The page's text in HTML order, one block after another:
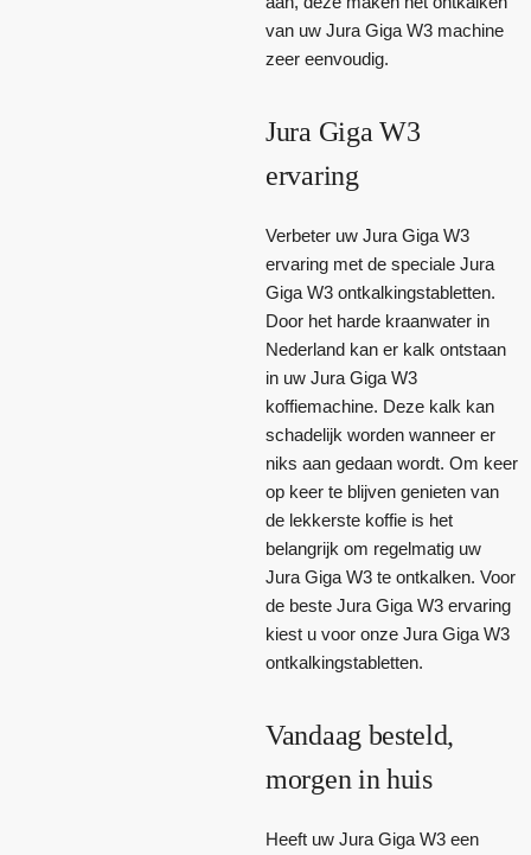
van uw Jura Giga W3 machine
zeer eenvoudig.
Jura Giga W3
ervaring
Verbeter uw Jura Giga W3
ervaring met de speciale Jura
Giga W3 ontkalkingstabletten.
Door het harde kraanwater in
Nederland kan er kalk ontstaan
in uw Jura Giga W3
koffiemachine. Deze kalk kan
schadelijk worden wanneer er
niks aan gedaan wordt. Om keer
op keer te blijven genieten van
de lekkerste koffie is het
belangrijk om regelmatig uw
Jura Giga W3 te ontkalken. Voor
de beste Jura Giga W3 ervaring
kiest u voor onze Jura Giga W3
ontkalkingstabletten.
Vandaag besteld,
morgen in huis
Heeft uw Jura Giga W3 een